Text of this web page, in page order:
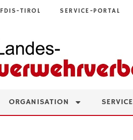
FDIS-TIROL SERVICE-PORTAL
ORGANISATION SERVICE